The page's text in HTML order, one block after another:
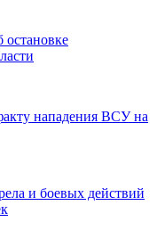
нападения ВСУ на
и боевых действий